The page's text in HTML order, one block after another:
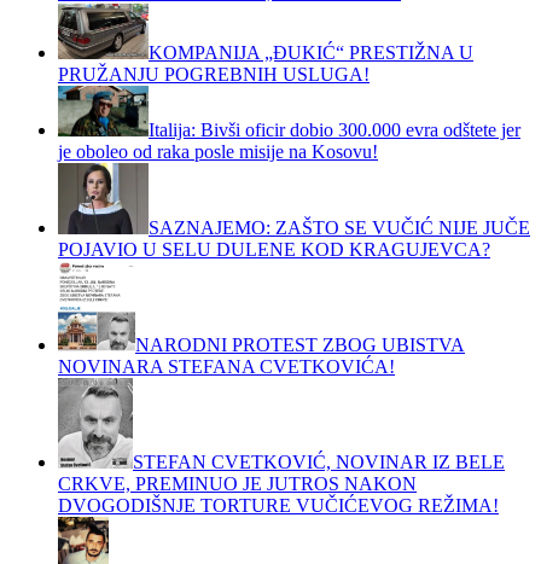
KOMPANIJA „ĐUKIĆ“ PRESTIŽNA U
PRUŽANJU POGREBNIH USLUGA!
Italija: Bivši oficir dobio 300.000 evra odštete jer
je oboleo od raka posle misije na Kosovu!
SAZNAJEMO: ZAŠTO SE VUČIĆ NIJE JUČE
POJAVIO U SELU DULENE KOD KRAGUJEVCA?
NARODNI PROTEST ZBOG UBISTVA
NOVINARA STEFANA CVETKOVIĆA!
STEFAN CVETKOVIĆ, NOVINAR IZ BELE
CRKVE, PREMINUO JE JUTROS NAKON
DVOGODIŠNJE TORTURE VUČIĆEVOG REŽIMA!